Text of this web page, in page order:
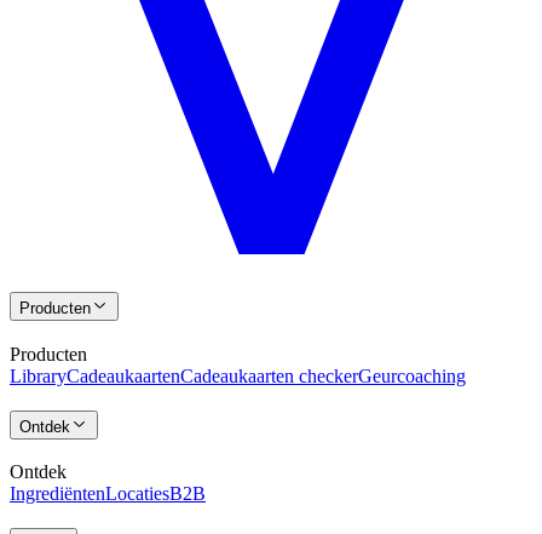
Producten
Producten
LibraryCadeaukaartenCadeaukaarten checkerGeurcoaching
Ontdek
Ontdek
IngrediëntenLocatiesB2B